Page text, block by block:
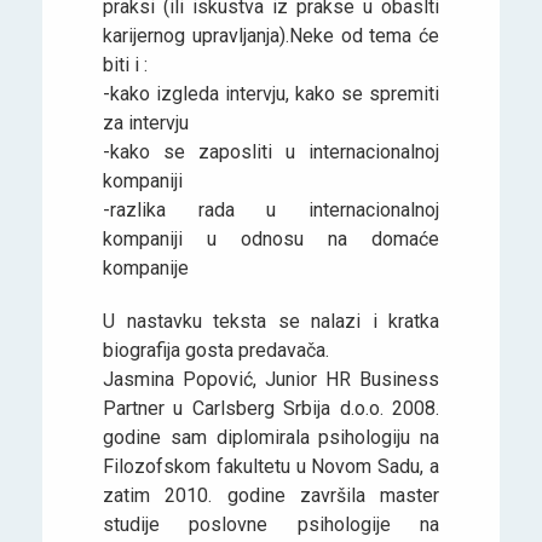
praksi (ili iskustva iz prakse u obaslti
karijernog upravljanja).Neke od tema će
biti i :
-kako izgleda intervju, kako se spremiti
za intervju
-kako se zaposliti u internacionalnoj
kompaniji
-razlika rada u internacionalnoj
kompaniji u odnosu na domaće
kompanije
U nastavku teksta se nalazi i kratka
biografija gosta predavača.
Jasmina Popović, Junior HR Business
Partner u Carlsberg Srbija d.o.o. 2008.
godine sam diplomirala psihologiju na
Filozofskom fakultetu u Novom Sadu, a
zatim 2010. godine završila master
studije poslovne psihologije na